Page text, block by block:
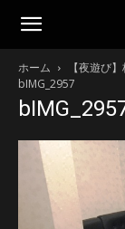
ホーム
【夜遊び
bIMG_2957